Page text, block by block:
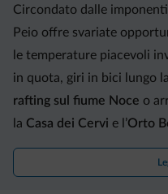
Circondato dalle
Peio offre svariate
le temperature piacevoli
in quota, giri in bici lungo
rafting sul fiume Noce o
la Casa dei Cervi e l’Orto
da grandi e piccini.